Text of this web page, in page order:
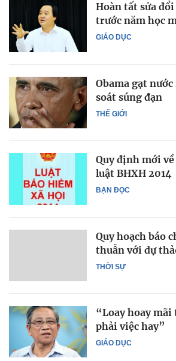
GIÁO DỤC
Hoàn tất sửa
trước năm học
THẾ GIỚI
Obama gạt
soát súng đạn
BẠN ĐỌC
Quy định mới
luật BHXH 2014
THỜI SỰ
Quy hoạch báo
thuẫn với dự
GIÁO DỤC
“Loay hoay
phải việc hay”